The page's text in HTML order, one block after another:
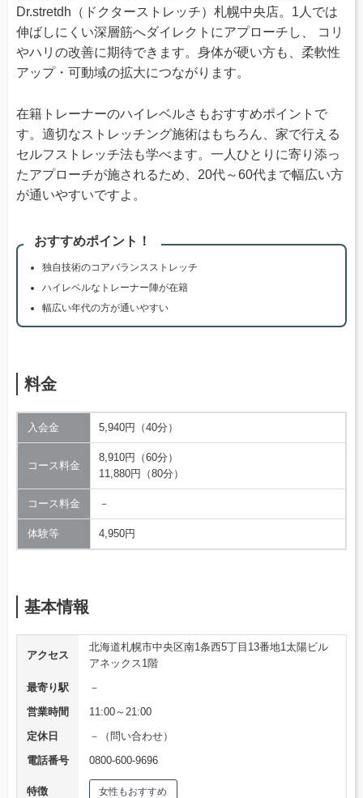
Dr.stretdh（ドクターストレッチ）札幌中央店。1人では
伸ばしにくい深層筋へダイレクトにアプローチし、 コリ
やハリの改善に期待できます。身体が硬い方も、柔軟性
アップ・可動域の拡大につながります。
在籍トレーナーのハイレベルさもおすすめポイントで
す。適切なストレッチング施術はもちろん、家で行える
セルフストレッチ法も学べます。一人ひとりに寄り添っ
たアプローチが施されるため、20代～60代まで幅広い方
が通いやすいですよ。
おすすめポイント！
独自技術のコアバランスストレッチ
ハイレベルなトレーナー陣が在籍
幅広い年代の方が通いやすい
料金
入会金 5,940円（40分）
コース料金
8,910円（60分）
11,880円（80分）
コース料金 －
体験等 4,950円
基本情報
アクセス
北海道札幌市中央区南1条西5丁目13番地1太陽ビル
アネックス1階
最寄り駅
－
営業時間
11:00～21:00
定休日
－（問い合わせ）
電話番号
0800-600-9696
特徴 女性もおすすめ